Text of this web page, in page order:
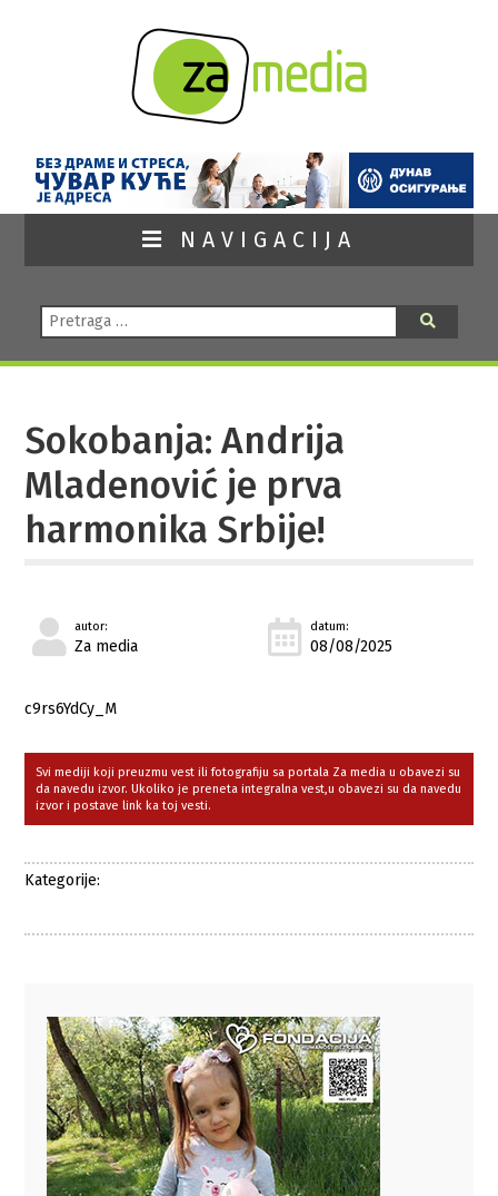
NAVIGACIJA
Pretraga:
Sokobanja: Andrija
Mladenović je prva
harmonika Srbije!
autor:
Za media
datum:
08/08/2025
c9rs6YdCy_M
Svi mediji koji preuzmu vest ili fotografiju sa portala Za media u obavezi su
da navedu izvor. Ukoliko je preneta integralna vest,u obavezi su da navedu
izvor i postave link ka toj vesti.
Kategorije: